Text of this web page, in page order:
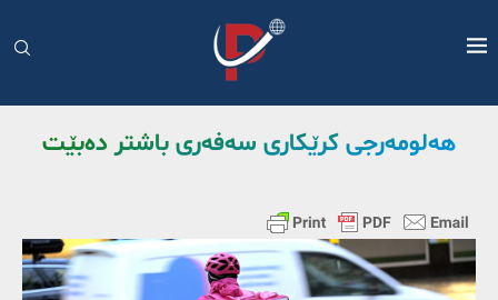
هەلومەرجی کرێکاری سەفەری باشتر دەبێت